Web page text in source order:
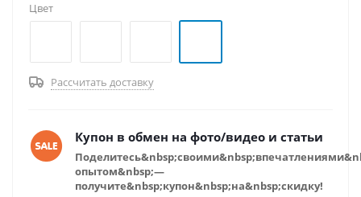
Цвет
Рассчитать доставку
Купон в обмен на фото/видео и статьи
опытом&nbsp;—
получите&nbsp;купон&nbsp;на&nbsp;скидку!